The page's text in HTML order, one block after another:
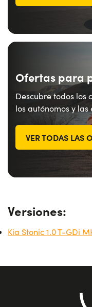
Ofertas para
Descubre todos los
los autónomos y las
VER TODAS LAS
Versiones:
Kia Stonic 1.0 T-GDi